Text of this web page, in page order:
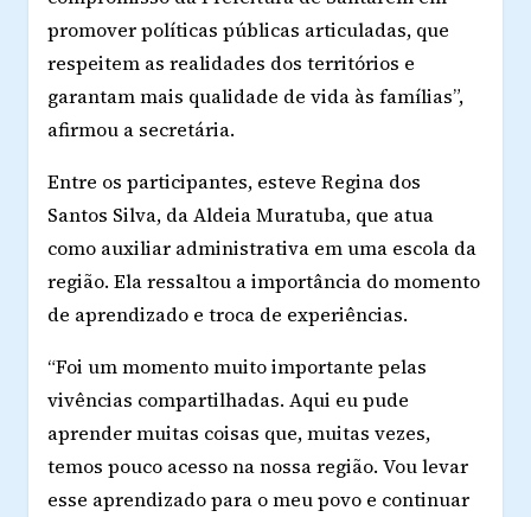
promover políticas públicas articuladas, que
respeitem as realidades dos territórios e
garantam mais qualidade de vida às famílias”,
afirmou a secretária.
Entre os participantes, esteve Regina dos
Santos Silva, da Aldeia Muratuba, que atua
como auxiliar administrativa em uma escola da
região. Ela ressaltou a importância do momento
de aprendizado e troca de experiências.
“Foi um momento muito importante pelas
vivências compartilhadas. Aqui eu pude
aprender muitas coisas que, muitas vezes,
temos pouco acesso na nossa região. Vou levar
esse aprendizado para o meu povo e continuar